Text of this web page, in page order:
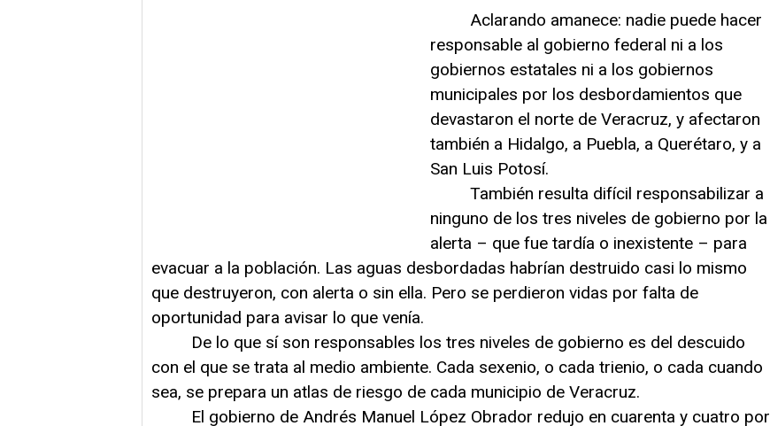
Aclarando amanece: nadie puede hacer
responsable al gobierno federal ni a los
gobiernos estatales ni a los gobiernos
municipales por los desbordamientos que
devastaron el norte de Veracruz, y afectaron
también a Hidalgo, a Puebla, a Querétaro, y a
San Luis Potosí.
También resulta difícil responsabilizar a
ninguno de los tres niveles de gobierno por la
alerta – que fue tardía o inexistente – para
evacuar a la población. Las aguas desbordadas habrían destruido casi lo mismo
que destruyeron, con alerta o sin ella. Pero se perdieron vidas por falta de
oportunidad para avisar lo que venía.
De lo que sí son responsables los tres niveles de gobierno es del descuido
con el que se trata al medio ambiente. Cada sexenio, o cada trienio, o cada cuando
sea, se prepara un atlas de riesgo de cada municipio de Veracruz.
El gobierno de Andrés Manuel López Obrador redujo en cuarenta y cuatro por